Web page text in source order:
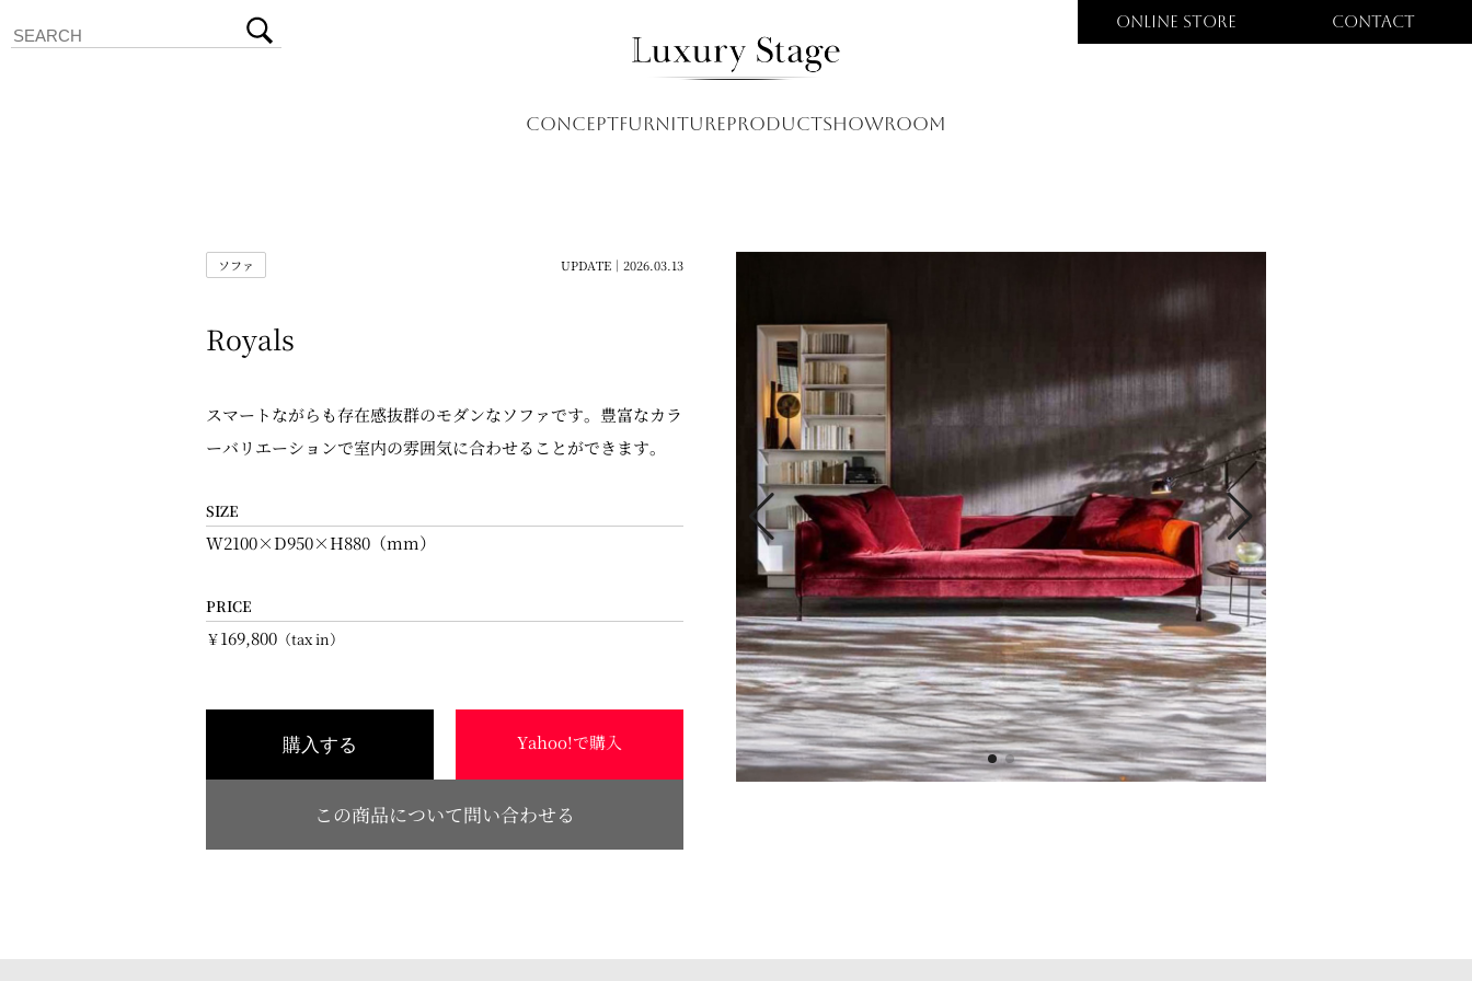
ONLINE STORE CONTACT
CONCEPTFURNITUREPRODUCTSHOWROOM
ソファ UPDATE｜2026.03.13
Royals
スマートながらも存在感抜群のモダンなソファです。豊富なカラ
ーバリエーションで室内の雰囲気に合わせることができます。
SIZE
W2100×D950×H880（mm）
PRICE
￥169,800 （tax in）
購入する Yahoo!で購入
この商品について問い合わせる